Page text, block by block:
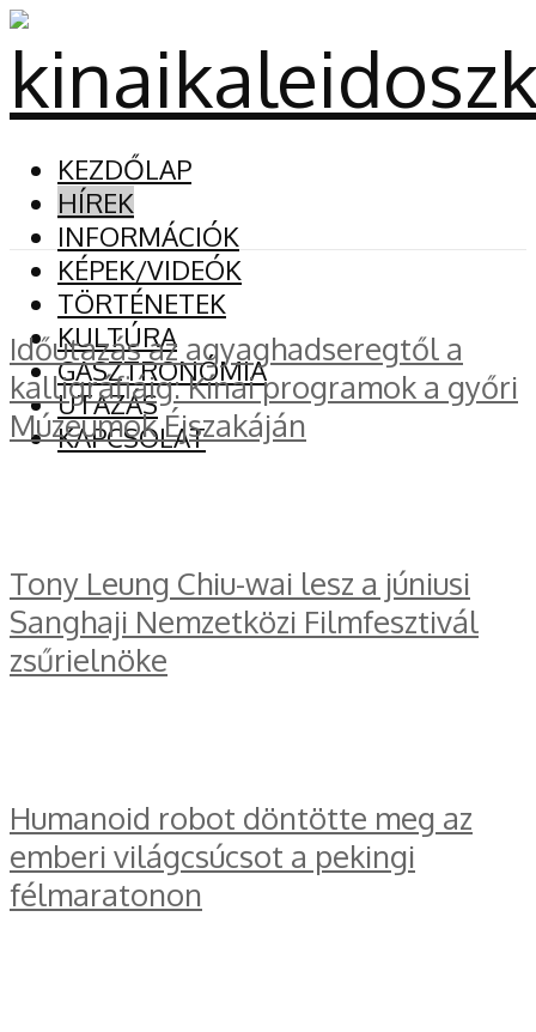
KEZDŐLAP
HÍREK
INFORMÁCIÓK
KÉPEK/VIDEÓK
TÖRTÉNETEK
KULTÚRA
GASZTRONÓMIA
UTAZÁS
KAPCSOLAT
Időutazás az agyaghadseregtől a
kalligráfiáig: Kínai programok a győri
Múzeumok Éjszakáján
Tony Leung Chiu-wai lesz a júniusi
Sanghaji Nemzetközi Filmfesztivál
zsűrielnöke
Humanoid robot döntötte meg az
emberi világcsúcsot a pekingi
félmaratonon